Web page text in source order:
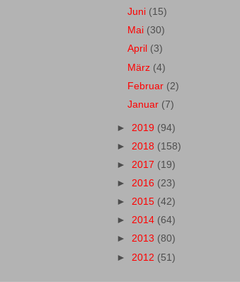
Juni (15)
Mai (30)
April (3)
März (4)
Februar (2)
Januar (7)
► 2019 (94)
► 2018 (158)
► 2017 (19)
► 2016 (23)
► 2015 (42)
► 2014 (64)
► 2013 (80)
► 2012 (51)